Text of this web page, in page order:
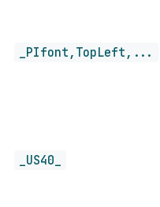
_PIfont,TopLeft,...
_US40_